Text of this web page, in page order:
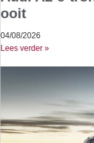
ooit
04/08/2026
Lees verder »